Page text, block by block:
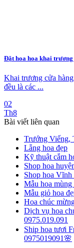
Đặt hoa hoa khai
Khai trương cửa
đều là các ...
02
Th8
Bài viết liên quan
Trướng Viếng,
Lẵng hoa đẹp
Kỹ thuật cắm
Shop hoa
Shop hoa Vĩnh
Mẫu hoa mùng
Mẫu giỏ hoa
Hoa chúc
Dịch vụ hoa
0975.019.091
Ship hoa tươi
0975019091🌸